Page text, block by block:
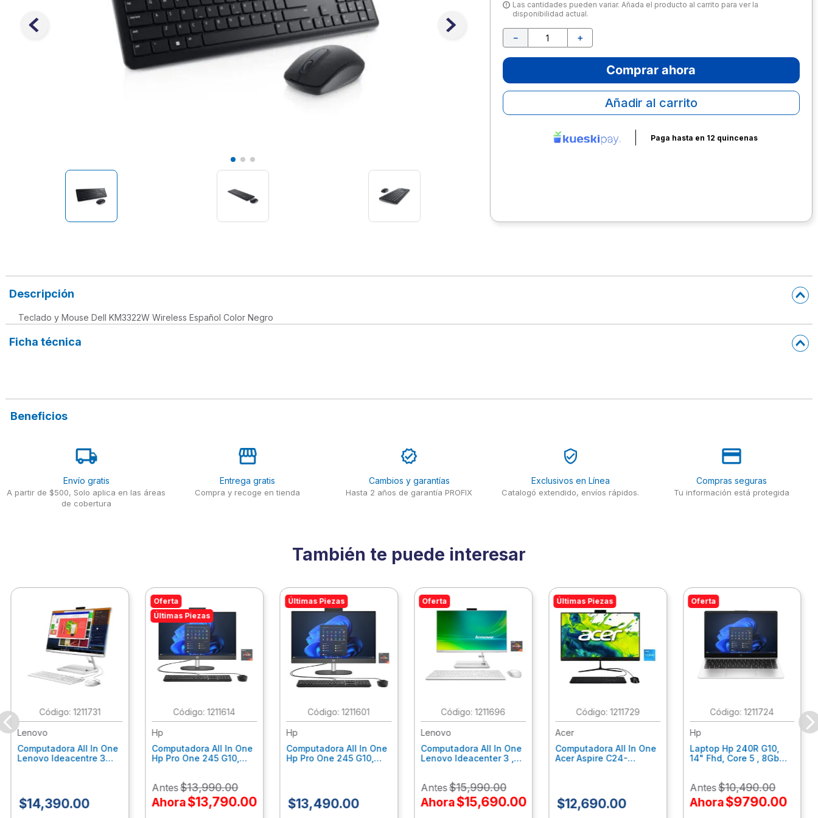
Las cantidades pueden variar. Añada el producto al carrito para ver la
disponibilidad actual.
＋
－
Comprar ahora
Añadir al carrito
Paga hasta en 12 quincenas
Descripción
Teclado y Mouse Dell KM3322W Wireless Español Color Negro
Ficha técnica
Beneficios
Envío gratis
A partir de $500, Solo aplica en las áreas
de cobertura
Entrega gratis
Compra y recoge en tienda
Cambios y garantías
Hasta 2 años de garantía PROFIX
Exclusivos en Línea
Catalogó extendido, envíos rápidos.
Compras seguras
Tu información está protegida
También te puede interesar
:1211731
Lenovo
Computadora All In One
Lenovo Ideacentre 3
F0G1014Ald
$14,390.00
Oferta
Últimas Piezas
:1211614
Hp
Computadora All In One
Hp Pro One 245 G10,
Fhd, Win11Home
9P7K6La
Antes$13,990.00
Ahora$13,790.00
Últimas Piezas
:1211601
Hp
Computadora All In One
Hp Pro One 245 G10,
9P7K5La
$13,490.00
Oferta
:1211696
Lenovo
Computadora All In One
Lenovo Ideacenter 3 ,
Fhd, Win11 Home
F0G1014Nld
Antes$15,990.00
Ahora$15,690.00
Últimas Piezas
: 1211729
Acer
Computadora All In One
Acer Aspire C24-
Dq.Bmjal.002
$12,690.00
Oferta
:1211724
Hp
Laptop Hp 240R G10,
14" Fhd, Core 5 , 8Gb
Antes$10,490.00
Ahora$9790.00
10
lapiz